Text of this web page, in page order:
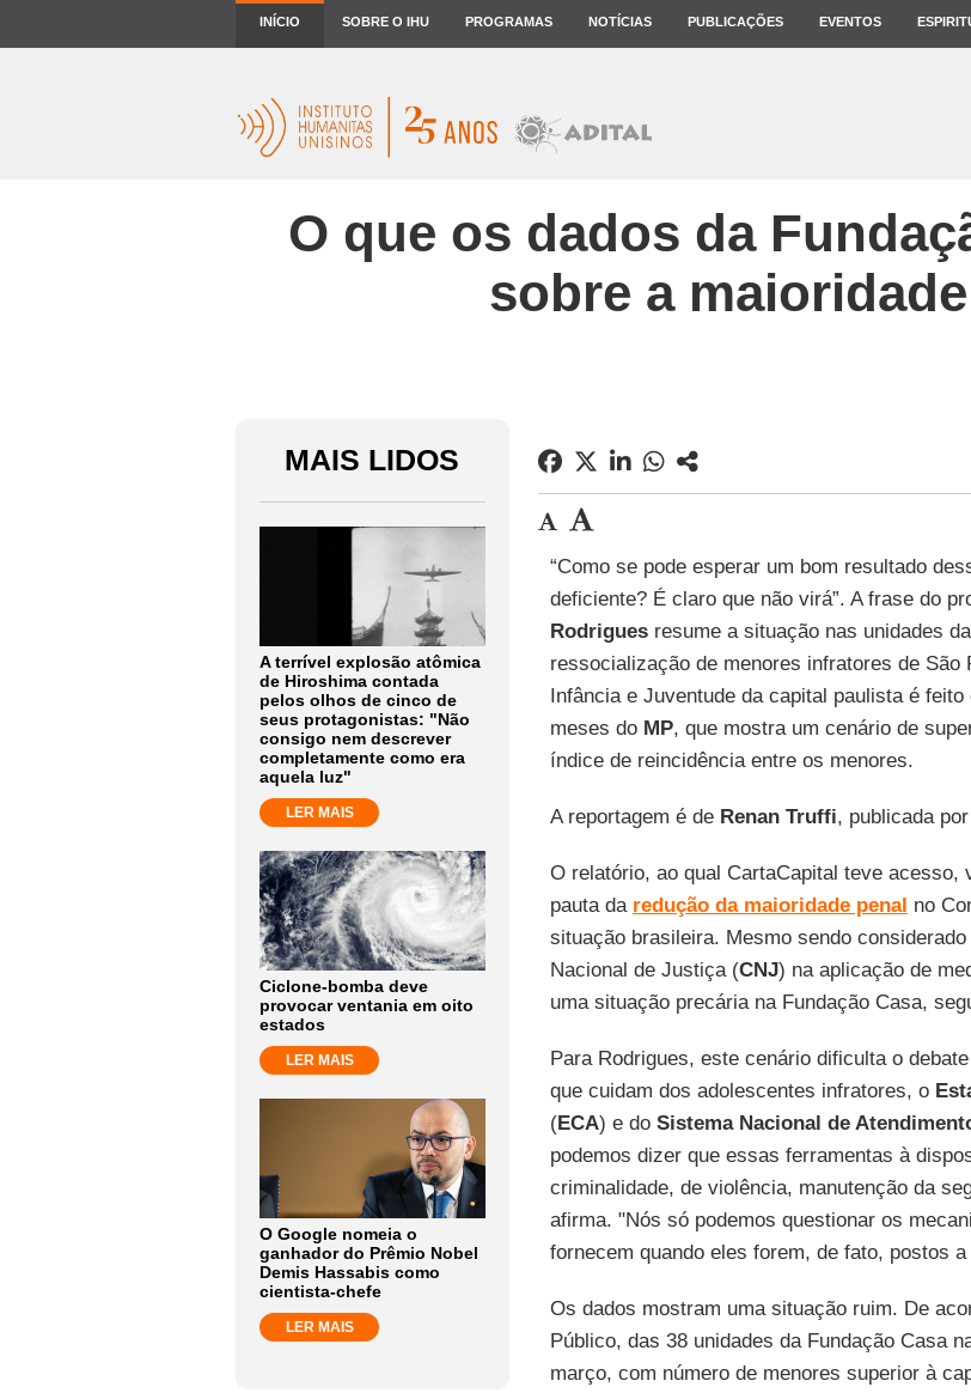
INÍCIO SOBRE O IHU PROGRAMAS NOTÍCIAS PUBLICAÇÕES EVENTOS
O que os dados da
sobre a
MAIS LIDOS
A terrível explosão atômica
de Hiroshima contada
pelos olhos de cinco de
seus protagonistas: "Não
consigo nem descrever
completamente como era
aquela luz"
LER MAIS
Ciclone-bomba deve
provocar ventania em oito
estados
LER MAIS
O Google nomeia o
ganhador do Prêmio Nobel
Demis Hassabis como
cientista-chefe
LER MAIS
“Como se pode esperar um bom resultado
deficiente? É claro que não virá”. A frase do
Rodriguesresume a situação nas unidades
ressocialização de menores infratores de
Infância e Juventude da capital paulista é
meses do MP, que mostra um cenário de
índice de reincidência entre os menores.
A reportagem é de Renan Truffi, publicada por
O relatório, ao qual CartaCapital teve acesso,
pauta da redução da maioridade penal no
situação brasileira. Mesmo sendo
Nacional de Justiça (CNJ) na aplicação de
uma situação precária na Fundação Casa,
Para Rodrigues, este cenário dificulta o
que cuidam dos adolescentes infratores, o
(ECA) e do Sistema Nacional de
podemos dizer que essas ferramentas à
criminalidade, de violência, manutenção da
afirma. "Nós só podemos questionar os
fornecem quando eles forem, de fato, postos a
Os dados mostram uma situação ruim. De
Público, das 38 unidades da Fundação Casa
março, com número de menores superior à